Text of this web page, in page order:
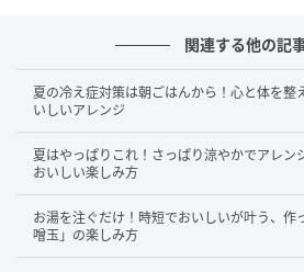
材料（2人分）
・鰹のたたき……1/2柵（200g）
【A】
・小口ねぎ……20g
・ごま油……大さじ1と1/2
・塩……2つまみ
関連する他の記
夏の冷え症対策は朝ごはんから！心と体を整
いしいアレンジ
夏はやっぱりこれ！さっぱり涼やかでアレン
おいしい楽しみ方
お湯を注ぐだけ！時短でおいしいが叶う、作
噌玉」の楽しみ方